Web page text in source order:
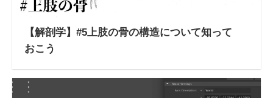
【解剖学】#5上肢の骨の構造について知って
おこう